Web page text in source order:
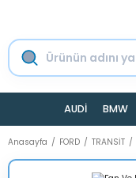
AUDİ BMW
Anasayfa FORD TRANSİT